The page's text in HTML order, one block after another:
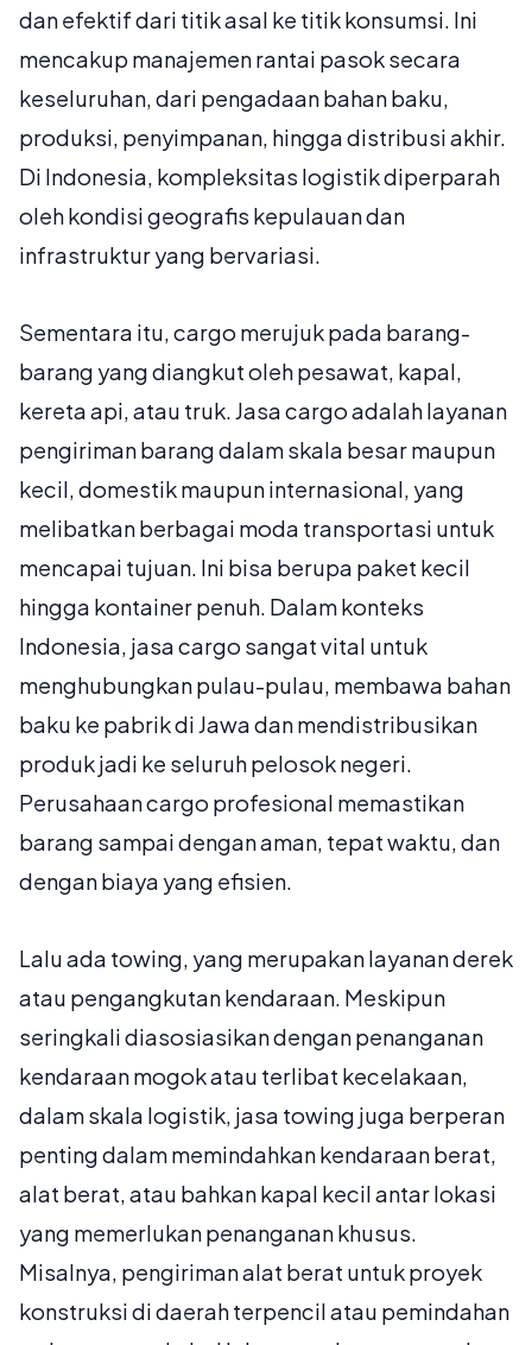
dan efektif dari titik asal ke titik konsumsi. Ini
mencakup manajemen rantai pasok secara
keseluruhan, dari pengadaan bahan baku,
produksi, penyimpanan, hingga distribusi akhir.
Di Indonesia, kompleksitas logistik diperparah
oleh kondisi geografis kepulauan dan
infrastruktur yang bervariasi.
Sementara itu,cargo merujuk pada barang-
barang yang diangkut oleh pesawat, kapal,
kereta api, atau truk. Jasa cargo adalah layanan
pengiriman barang dalam skala besar maupun
kecil, domestik maupun internasional, yang
melibatkan berbagai moda transportasi untuk
mencapai tujuan. Ini bisa berupa paket kecil
hingga kontainer penuh. Dalam konteks
Indonesia, jasa cargo sangat vital untuk
menghubungkan pulau-pulau, membawa bahan
baku ke pabrik di Jawa dan mendistribusikan
produk jadi ke seluruh pelosok negeri.
Perusahaan cargo profesional memastikan
barang sampai dengan aman, tepat waktu, dan
dengan biaya yang efisien.
Lalu ada towing, yang merupakan layanan derek
atau pengangkutan kendaraan. Meskipun
seringkali diasosiasikan dengan penanganan
kendaraan mogok atau terlibat kecelakaan,
dalam skala logistik, jasa towing juga berperan
penting dalam memindahkan kendaraan berat,
alat berat, atau bahkan kapal kecil antar lokasi
yang memerlukan penanganan khusus.
Misalnya, pengiriman alat berat untuk proyek
konstruksi di daerah terpencil atau pemindahan